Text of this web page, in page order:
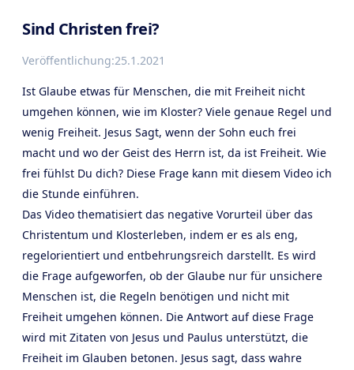
Sind Christen frei?
Veröffentlichung:25.1.2021
Ist Glaube etwas für Menschen, die mit Freiheit nicht
umgehen können, wie im Kloster? Viele genaue Regel und
wenig Freiheit. Jesus Sagt, wenn der Sohn euch frei
macht und wo der Geist des Herrn ist, da ist Freiheit. Wie
frei fühlst Du dich? Diese Frage kann mit diesem Video ich
die Stunde einführen.
Das Video thematisiert das negative Vorurteil über das
Christentum und Klosterleben, indem er es als eng,
regelorientiert und entbehrungsreich darstellt. Es wird
die Frage aufgeworfen, ob der Glaube nur für unsichere
Menschen ist, die Regeln benötigen und nicht mit
Freiheit umgehen können. Die Antwort auf diese Frage
wird mit Zitaten von Jesus und Paulus unterstützt, die
Freiheit im Glauben betonen. Jesus sagt, dass wahre